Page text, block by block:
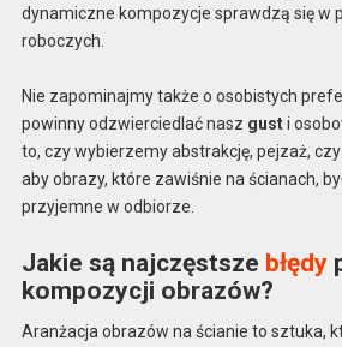
dynamiczne kompozycje sprawdzą się w
roboczych.
Nie zapominajmy także o osobistych
powinny odzwierciedlać nasz gusti
to, czy wybierzemy abstrakcję, pejzaż,
aby obrazy, które zawiśnie na ścianach,
przyjemne w odbiorze.
Jakie są najczęstsze błędy
kompozycji obrazów?
Aranżacja obrazów na ścianie to sztuka,